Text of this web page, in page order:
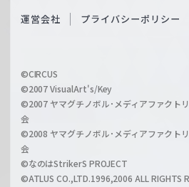
c
a
r
z
O
i
l
h
運営会社 プライバシーポリシー
©CIRCUS
©2007 VisualArt's/Key
©2007 ヤマグチノボル･メディアファクト
会
©2008 ヤマグチノボル･メディアファクト
会
©なのはStrikerS PROJECT
©ATLUS CO.,LTD.1996,2006 ALL RIGHTS